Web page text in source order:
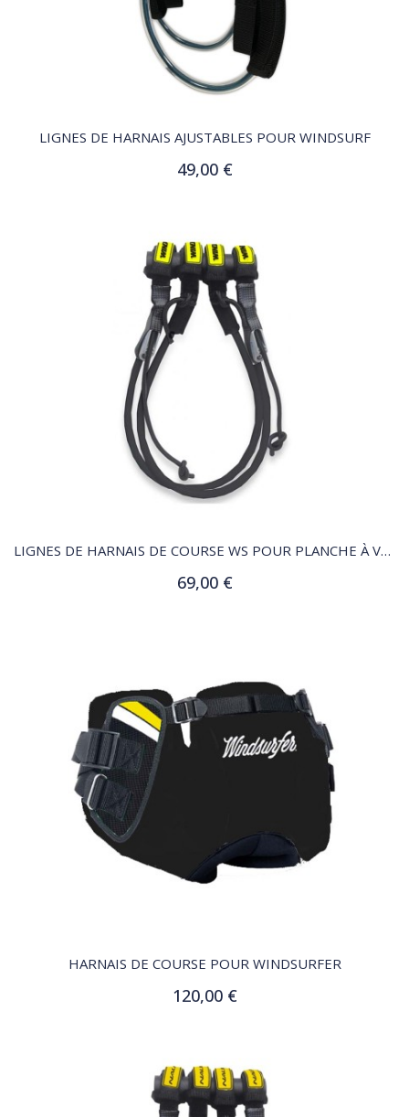
QUICK VIEW
LIGNES DE HARNAIS AJUSTABLES POUR WINDSURF
49,00 €
Ajouter au panier
QUICK VIEW
LIGNES DE HARNAIS DE COURSE WS POUR PLANCHE À VOILE
69,00 €
Ajouter au panier
HARNAIS DE COURSE POUR WINDSURFER
120,00 €
Ajouter au panier